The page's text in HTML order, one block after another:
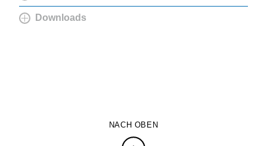
Downloads
NACH OBEN